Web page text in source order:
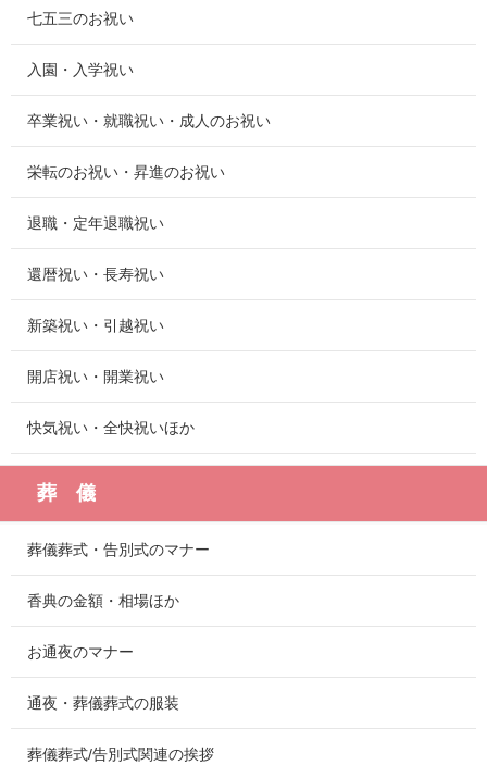
七五三のお祝い
入園・入学祝い
卒業祝い・就職祝い・成人のお祝い
栄転のお祝い・昇進のお祝い
退職・定年退職祝い
還暦祝い・長寿祝い
新築祝い・引越祝い
開店祝い・開業祝い
快気祝い・全快祝いほか
葬 儀
葬儀葬式・告別式のマナー
香典の金額・相場ほか
お通夜のマナー
通夜・葬儀葬式の服装
葬儀葬式/告別式関連の挨拶